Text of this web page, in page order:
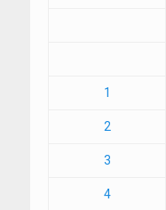
1
2
3
4